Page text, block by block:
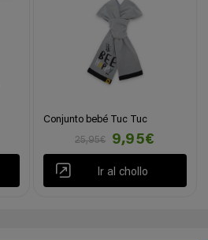
Conjunto bebé Tuc Tuc
25,95€
9,95€
Ir al chollo